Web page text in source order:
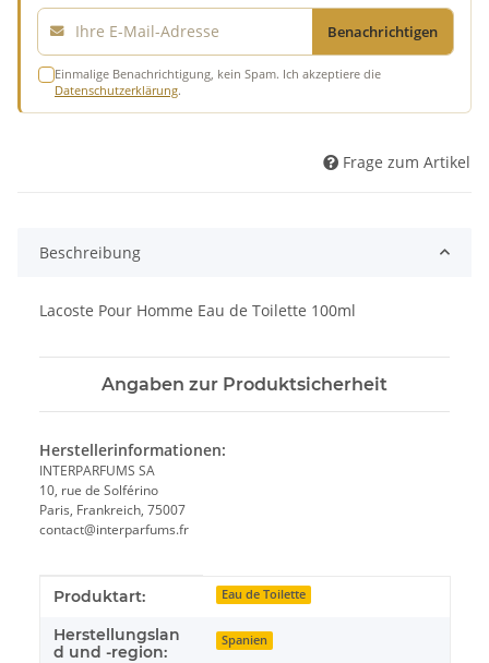
E-Mail
Benachrichtigen
Einmalige Benachrichtigung, kein Spam. Ich akzeptiere die
Datenschutzerklärung.
Frage zum Artikel
Beschreibung
Lacoste Pour Homme Eau de Toilette 100ml
Angaben zur Produktsicherheit
Herstellerinformationen:
INTERPARFUMS SA
10, rue de Solférino
Paris, Frankreich, 75007
contact@interparfums.fr
Produkteigenschaft
Wert
Produktart: Eau de Toilette
Herstellungslan
d und -region:
Spanien